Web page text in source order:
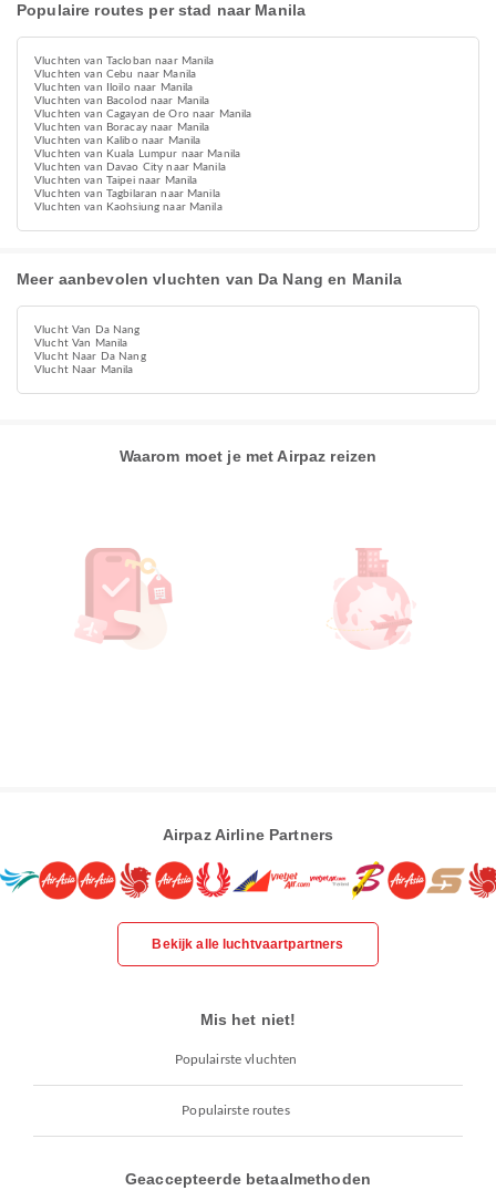
Populaire routes per stad naar Manila
Vluchten van Tacloban naar Manila
Vluchten van Cebu naar Manila
Vluchten van Iloilo naar Manila
Vluchten van Bacolod naar Manila
Vluchten van Cagayan de Oro naar Manila
Vluchten van Boracay naar Manila
Vluchten van Kalibo naar Manila
Vluchten van Kuala Lumpur naar Manila
Vluchten van Davao City naar Manila
Vluchten van Taipei naar Manila
Vluchten van Tagbilaran naar Manila
Vluchten van Kaohsiung naar Manila
Meer aanbevolen vluchten van Da Nang en Manila
Vlucht Van Da Nang
Vlucht Van Manila
Vlucht Naar Da Nang
Vlucht Naar Manila
Waarom moet je met Airpaz reizen
Airpaz Airline Partners
Bekijk alle luchtvaartpartners
Mis het niet!
Populairste vluchten
Populairste routes
Geaccepteerde betaalmethoden